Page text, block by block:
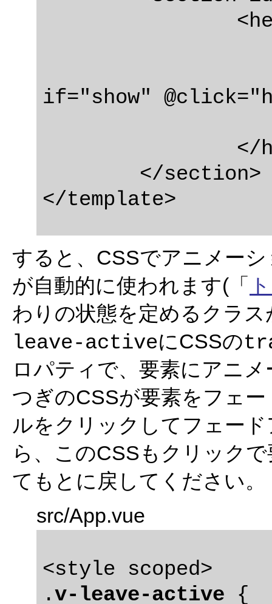
if="show"
すると、CSSでアニメー
が自動的に使われます(「
わりの状態を定めるクラス
leave-activeにCSSの
ロパティで、要素にアニ
つぎのCSSが要素をフェ
ルをクリックしてフェー
ら、このCSSもクリック
てもとに戻してください。
src/App.vue
<style scoped>
.v-leave-active {